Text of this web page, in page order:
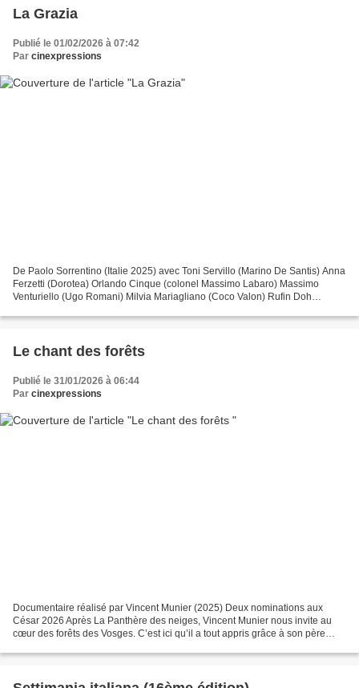
La Grazia
Publié le 01/02/2026 à 07:42
Par cinexpressions
De Paolo Sorrentino (Italie 2025) avec Toni Servillo (Marino De Santis) Anna
Ferzetti (Dorotea) Orlando Cinque (colonel Massimo Labaro) Massimo
Venturiello (Ugo Romani) Milvia Mariagliano (Coco Valon) Rufin Doh
Le chant des forêts
Publié le 31/01/2026 à 06:44
Par cinexpressions
Documentaire réalisé par Vincent Munier (2025) Deux nominations aux
César 2026 Après La Panthère des neiges, Vincent Munier nous invite au
cœur des forêts des Vosges. C’est ici qu’il a tout appris grâce à son père